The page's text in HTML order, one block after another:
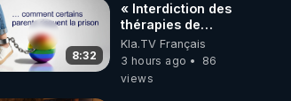
8:32
« Interdiction des
thérapies de
conversion »
Kla.TV Français
3 hours ago
86
views